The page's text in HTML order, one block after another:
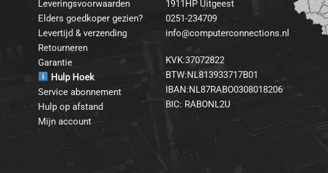
Leveringsvoorwaarden
Elders goedkoper gezien?
Levertijd & verzending
Retourneren
Garantie
Hulp Hoek
Service abonnement
Hulp op afstand
Mijn account
1911HP Uitgeest
0251-234709
info@computerconnections.nl
KVK:37072822
BTW:NL813933717B01
IBAN:NL87RABO0308018206
BIC: RABONL2U